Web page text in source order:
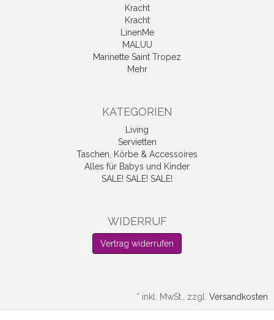
Kracht
Kracht
LinenMe
MALUU
Marinette Saint Tropez
Mehr
KATEGORIEN
Living
Servietten
Taschen, Körbe & Accessoires
Alles für Babys und Kinder
SALE! SALE! SALE!
WIDERRUF
Vertrag widerrufen
* inkl. MwSt., zzgl. Versandkosten